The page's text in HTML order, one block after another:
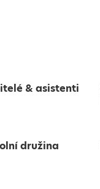
& asistenti
družina